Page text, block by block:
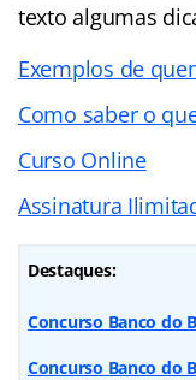
texto algumas
Exemplos de
Como saber o
Curso Online
Assinatura
Destaques:
Concurso Banco do
Concurso Banco do